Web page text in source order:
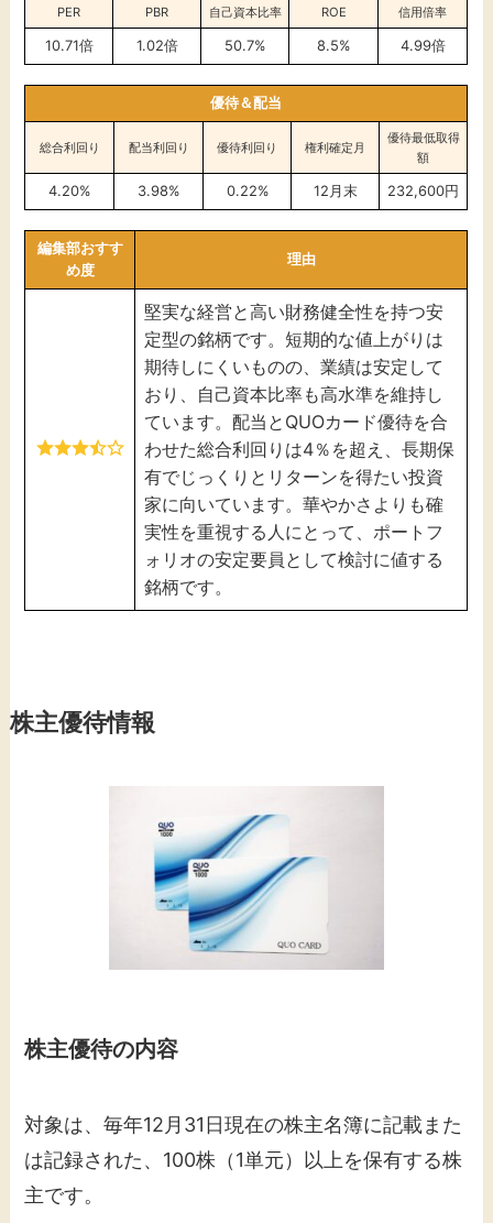
PER PBR 自己資本比率 ROE 信用倍率
10.71倍 1.02倍 50.7% 8.5% 4.99倍
優待＆配当
総合利回り 配当利回り 優待利回り 権利確定月
優待最低取得
額
4.20% 3.98% 0.22% 12月末 232,600円
編集部おすす
め度
理由
堅実な経営と高い財務健全性を持つ安
定型の銘柄です。短期的な値上がりは
期待しにくいものの、業績は安定して
おり、自己資本比率も高水準を維持し
ています。配当とQUOカード優待を合
わせた総合利回りは4％を超え、長期保
有でじっくりとリターンを得たい投資
家に向いています。華やかさよりも確
実性を重視する人にとって、ポートフ
ォリオの安定要員として検討に値する
銘柄です。
株主優待情報
株主優待の内容
対象は、毎年12月31日現在の株主名簿に記載また
は記録された、100株（1単元）以上を保有する株
主です。